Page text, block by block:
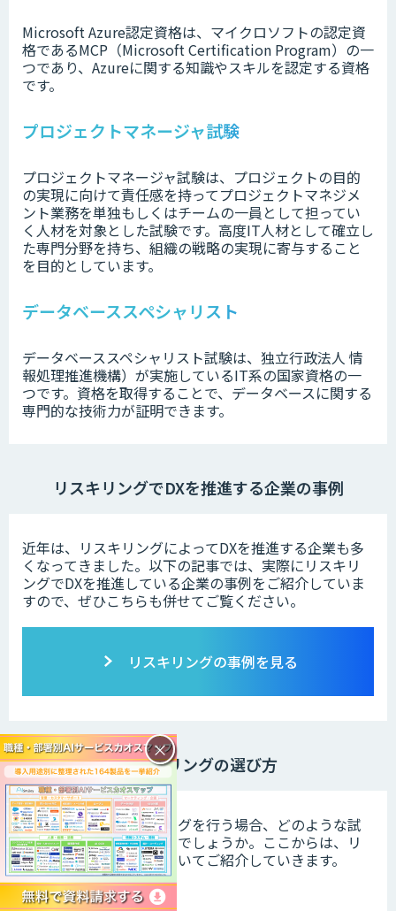
Microsoft Azure認定資格は、マイクロソフトの認定資
格であるMCP（Microsoft Certification Program）の一
つであり、Azureに関する知識やスキルを認定する資格
です。
プロジェクトマネージャ試験
プロジェクトマネージャ試験は、プロジェクトの目的
の実現に向けて責任感を持ってプロジェクトマネジメ
ント業務を単独もしくはチームの一員として担ってい
く人材を対象とした試験です。高度IT人材として確立し
た専門分野を持ち、組織の戦略の実現に寄与すること
を目的としています。
データベーススペシャリスト
データベーススペシャリスト試験は、独立行政法人 情
報処理推進機構）が実施しているIT系の国家資格の一
つです。資格を取得することで、データベースに関する
専門的な技術力が証明できます。
リスキリングでDXを推進する企業の事例
近年は、リスキリングによってDXを推進する企業も多
くなってきました。以下の記事では、実際にリスキリ
ングでDXを推進している企業の事例をご紹介していま
すので、ぜひこちらも併せてご覧ください。
リスキリングの事例を見る
リスキリングの選び方
では、実際にリスキリングを行う場合、どのような試
験・検定を選べば良いのでしょうか。ここからは、リ
スキリングの選び方についてご紹介していきます。
目的の明確化
×